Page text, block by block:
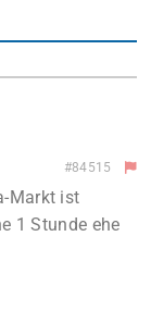
#84515
Markt ist
1 Stunde ehe